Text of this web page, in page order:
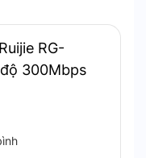
RG-
300Mbps